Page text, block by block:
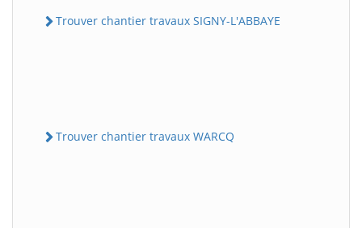
Trouver chantier travaux SIGNY-L'ABBAYE
Trouver chantier travaux WARCQ